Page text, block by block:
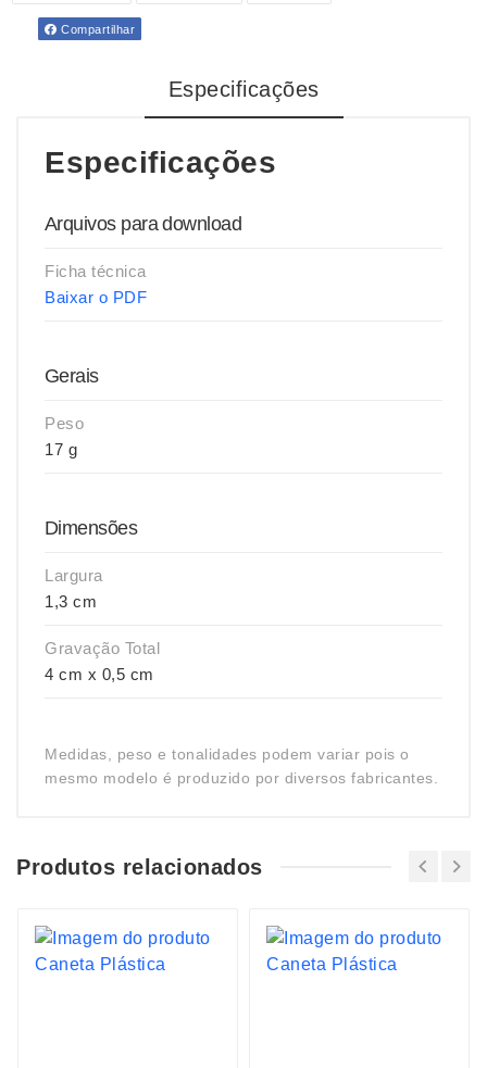
Compartilhar
Especificações
Especificações
Arquivos para download
Ficha técnica
Baixar o PDF
Gerais
Peso
17 g
Dimensões
Largura
1,3 cm
Gravação Total
4 cm x 0,5 cm
Medidas, peso e tonalidades podem variar pois o
mesmo modelo é produzido por diversos fabricantes.
Produtos relacionados